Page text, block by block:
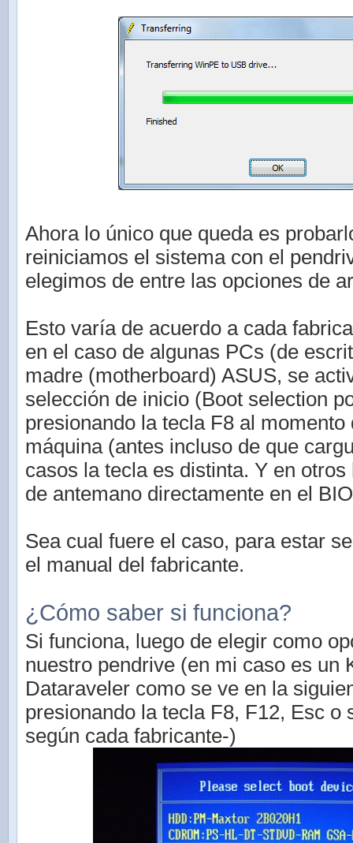
Ahora lo único que queda es
reiniciamos el sistema con el
elegimos de entre las opciones de
Esto varía de acuerdo a cada
en el caso de algunas PCs (de
madre (motherboard) ASUS, se
selección de inicio (Boot selection
presionando la tecla F8 al momento
máquina (antes incluso de que
casos la tecla es distinta. Y en
de antemano directamente en el
Sea cual fuere el caso, para estar
el manual del fabricante.
¿Cómo saber si funciona?
Si funciona, luego de elegir como
nuestro pendrive (en mi caso es un
Dataraveler como se ve en la
presionando la tecla F8, F12, Esc o
según cada fabricante-)